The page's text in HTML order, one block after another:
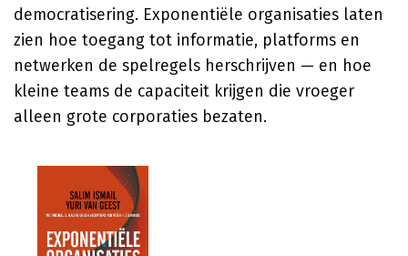
democratisering. Exponentiële organisaties laten
zien hoe toegang tot informatie, platforms en
netwerken de spelregels herschrijven — en hoe
kleine teams de capaciteit krijgen die vroeger
alleen grote corporaties bezaten.